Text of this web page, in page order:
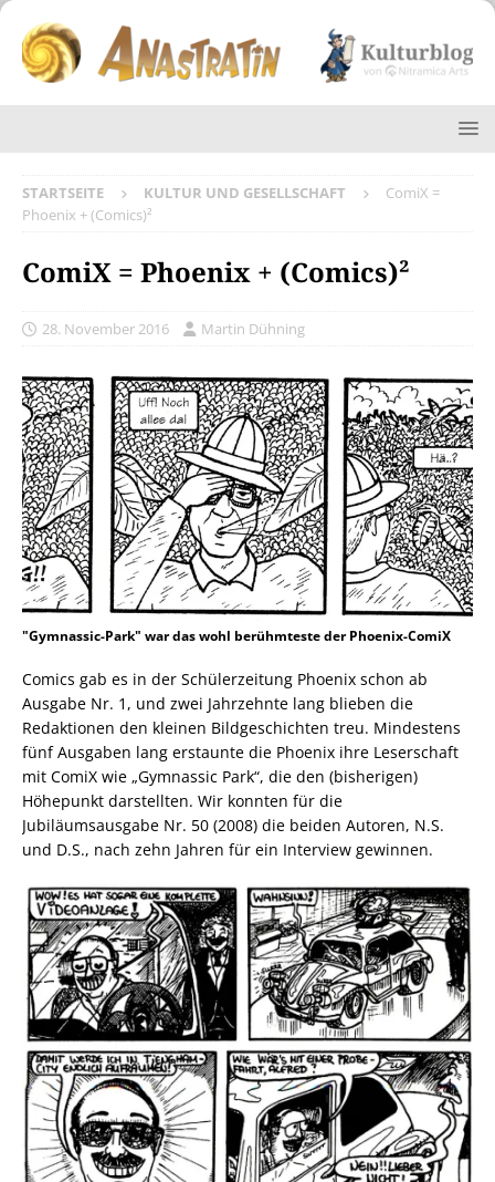
STARTSEITE KULTUR UND GESELLSCHAFT
ComiX =
Phoenix + (Comics)²
ComiX = Phoenix + (Comics)²
28. November 2016 Martin Dühning
"Gymnassic-Park" war das wohl berühmteste der Phoenix-ComiX
Comics gab es in der Schülerzeitung Phoenix schon ab
Ausgabe Nr. 1, und zwei Jahrzehnte lang blieben die
Redaktionen den kleinen Bildgeschichten treu. Mindestens
fünf Ausgaben lang erstaunte die Phoenix ihre Leserschaft
mit ComiX wie „Gymnassic Park“, die den (bisherigen)
Höhepunkt darstellten. Wir konnten für die
Jubiläumsausgabe Nr. 50 (2008) die beiden Autoren, N.S.
und D.S., nach zehn Jahren für ein Interview gewinnen.